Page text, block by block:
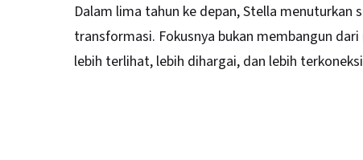
Dalam lima tahun ke depan, Stella menuturkan
transformasi. Fokusnya bukan membangun
lebih terlihat, lebih dihargai, dan lebih